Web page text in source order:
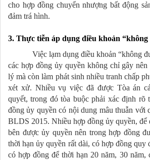
cho hợp đồng chuyển nhượng bất động
đảm trá hình.
3. Thực tiễn áp dụng điều khoản
Việc lạm dụng điều khoản “không
các hợp đồng ủy quyền không chỉ gây nên
lý mà còn làm phát sinh nhiều tranh chấp
xét xử. Nhiều vụ việc đã được Tòa án
quyết, trong đó tòa buộc phải xác định rõ
đồng ủy quyền có nội dung mâu thuẫn
BLDS 2015. Nhiều hợp đồng ủy quyền, để
bên được ủy quyền nên trong hợp đồng
thời hạn ủy quyền rất dài, có hợp đồng quy
có hợp đồng để thời hạn 20 năm, 30 năm,